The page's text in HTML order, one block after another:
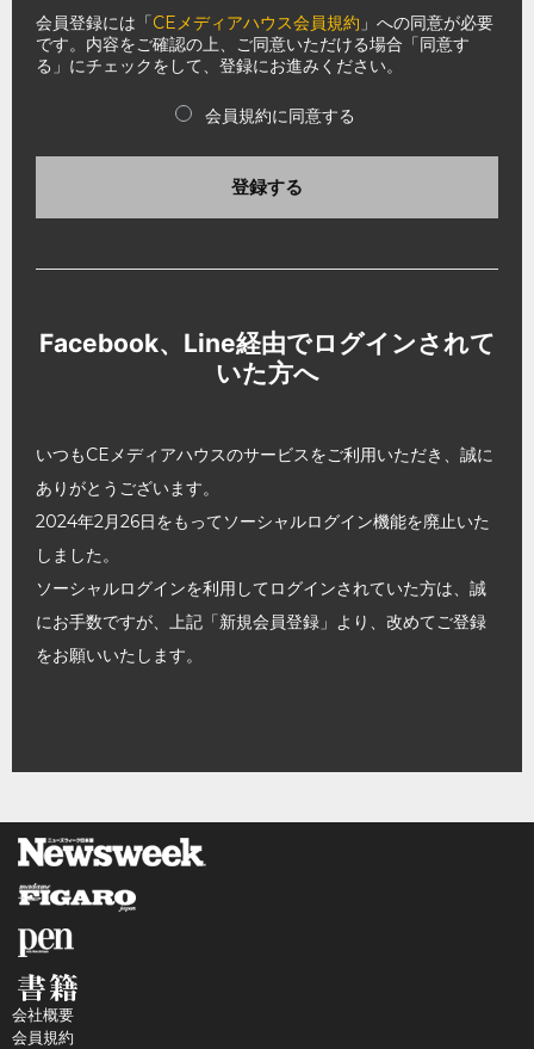
会員登録には「CEメディアハウス会員規約 」への同意が必要
です。内容をご確認の上、ご同意いただける場合「同意す
る」にチェックをして、登録にお進みください。
会員規約に同意する
登録する
Facebook、Line経由でログインされて
いた方へ
いつもCEメディアハウスのサービスをご利用いただき、誠に
ありがとうございます。
2024年2月26日をもってソーシャルログイン機能を廃止いた
しました。
ソーシャルログインを利用してログインされていた方は、誠
にお手数ですが、上記「新規会員登録」より、改めてご登録
をお願いいたします。
会社概要
会員規約